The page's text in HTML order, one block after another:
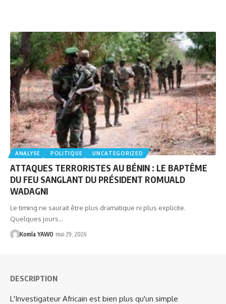
ANALYSE POLITIQUE UNCATEGORIZED
ATTAQUES TERRORISTES AU BÉNIN : LE BAPTÊME
DU FEU SANGLANT DU PRÉSIDENT ROMUALD
WADAGNI
Le timing ne saurait être plus dramatique ni plus explicite.
Quelques jours…
Komla YAWO mai 29, 2026
DESCRIPTION
L'Investigateur Africain est bien plus qu'un simple